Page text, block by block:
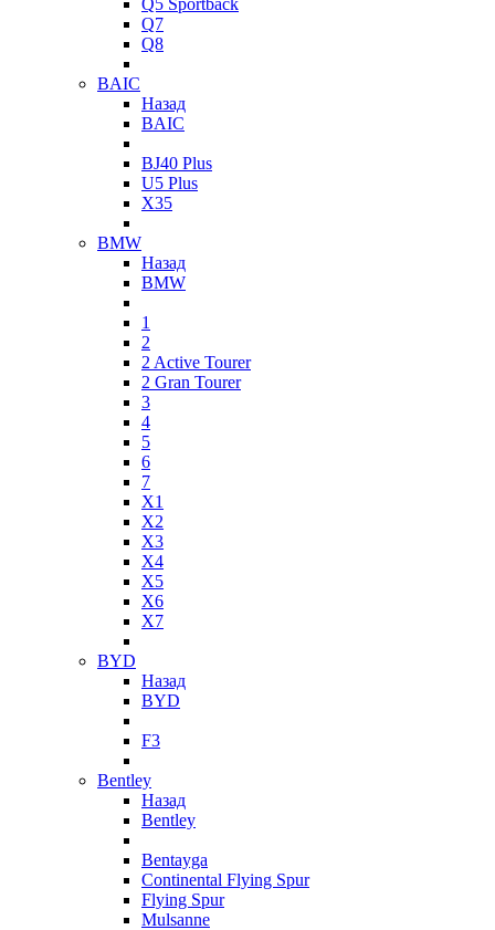
Q5 Sportback
Q7
Q8
BAIC
Назад
BAIC
BJ40 Plus
U5 Plus
X35
BMW
Назад
BMW
1
2
2 Active Tourer
2 Gran Tourer
3
4
5
6
7
X1
X2
X3
X4
X5
X6
X7
BYD
Назад
BYD
F3
Bentley
Назад
Bentley
Bentayga
Continental Flying Spur
Flying Spur
Mulsanne